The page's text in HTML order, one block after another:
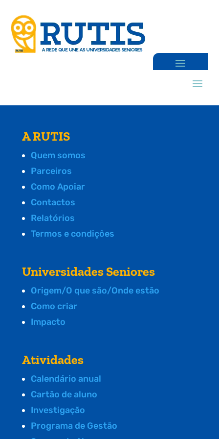
A RUTIS
Quem somos
Parceiros
Como Apoiar
Contactos
Relatórios
Termos e condições
Universidades Seniores
Origem/O que são/Onde estão
Como criar
Impacto
Atividades
Calendário anual
Cartão de aluno
Investigação
Programa de Gestão